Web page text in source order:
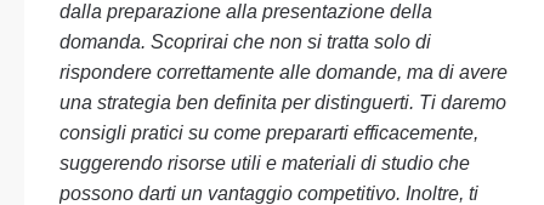
dalla preparazione alla presentazione della
domanda. Scoprirai che non si tratta solo di
rispondere correttamente alle domande, ma di avere
una strategia ben definita per distinguerti. Ti daremo
consigli pratici su come prepararti efficacemente,
suggerendo risorse utili e materiali di studio che
possono darti un vantaggio competitivo. Inoltre, ti